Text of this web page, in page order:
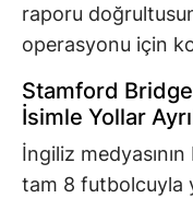
raporu
operasyonu için
Stamford
İsimle Yollar
İngiliz
tam 8 futbolcuyla